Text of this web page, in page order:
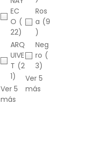
EC
O (
22)
ARQ
UIVE
T (2
1)
Ver 5
más
Ros
a (9
)
Neg
ro (
3)
Ver 5
más